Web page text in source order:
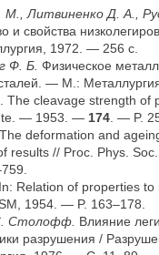
М., Литвиненко Д. А.,
и свойства
1972. — 256 с.
Ф. Б. Физическое
— М.:
The cleavage strength of
te. — 1953. — 174 . — P.
The deformation and
results // Proc. Phys.
In: Relation of properties to
1954. — P. 163–178.
Столофф. Влияние
разрушения /